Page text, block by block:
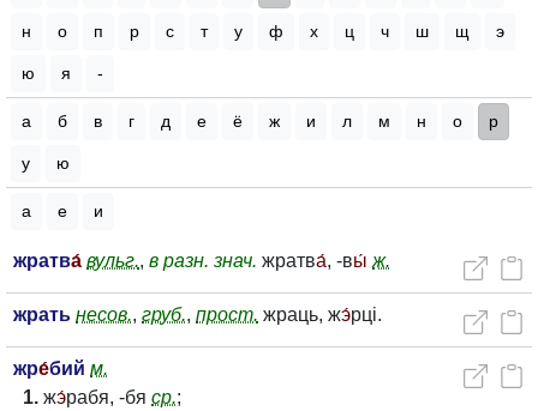
н о п р с т у ф х ц ч ш щ э
ю я -
а б в г д е ё ж и л м н о р
у ю
а е и
жратва́ вульг., в разн. знач. жратва́, -вы́ ж.
жрать несов., груб., прост. жраць, жэ́рці.
жре́бий м.
1. жэ́рабя, -бя ср.;